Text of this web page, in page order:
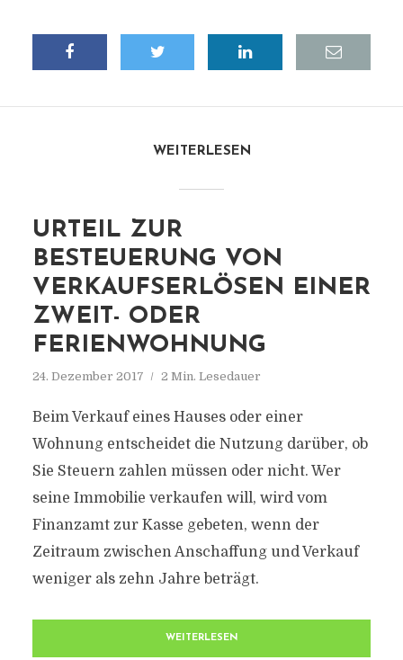
WEITERLESEN
URTEIL ZUR
BESTEUERUNG VON
VERKAUFSERLÖSEN EINER
ZWEIT- ODER
FERIENWOHNUNG
24. Dezember 2017 2 Min. Lesedauer
Beim Verkauf eines Hauses oder einer
Wohnung entscheidet die Nutzung darüber, ob
Sie Steuern zahlen müssen oder nicht. Wer
seine Immobilie verkaufen will, wird vom
Finanzamt zur Kasse gebeten, wenn der
Zeitraum zwischen Anschaffung und Verkauf
weniger als zehn Jahre beträgt.
WEITERLESEN